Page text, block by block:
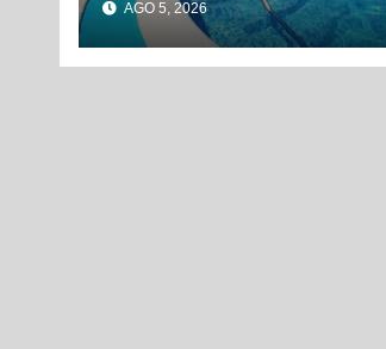
grandes beneficios
AGO 5, 2026